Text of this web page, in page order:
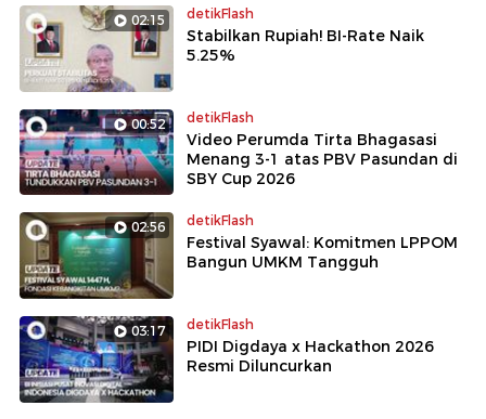
02:15 detikFlash
Stabilkan Rupiah! BI-Rate Naik
5.25%
00:52 detikFlash
Video Perumda Tirta Bhagasasi
Menang 3-1 atas PBV Pasundan di
SBY Cup 2026
02:56 detikFlash
Festival Syawal: Komitmen LPPOM
Bangun UMKM Tangguh
03:17 detikFlash
PIDI Digdaya x Hackathon 2026
Resmi Diluncurkan